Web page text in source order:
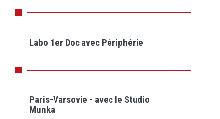
Labo 1er Doc avec Périphérie
Paris-Varsovie - avec le Studio
Munka